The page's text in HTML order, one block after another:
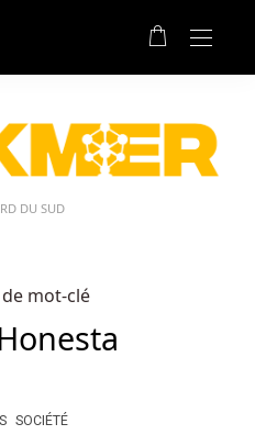
DU SUD
mot-clé
SOCIÉTÉ